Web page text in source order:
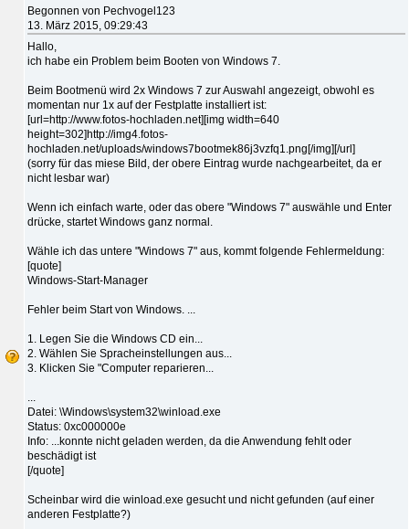
Begonnen von Pechvogel123
13. März 2015, 09:29:43
Hallo,
ich habe ein Problem beim Booten von Windows 7.
Beim Bootmenü wird 2x Windows 7 zur Auswahl angezeigt, obwohl es
momentan nur 1x auf der Festplatte installiert ist:
[url=http://www.fotos-hochladen.net][img width=640
height=302]http://img4.fotos-
hochladen.net/uploads/windows7bootmek86j3vzfq1.png[/img][/url]
(sorry für das miese Bild, der obere Eintrag wurde nachgearbeitet, da er
nicht lesbar war)
Wenn ich einfach warte, oder das obere "Windows 7" auswähle und Enter
drücke, startet Windows ganz normal.
Wähle ich das untere "Windows 7" aus, kommt folgende Fehlermeldung:
[quote]
Windows-Start-Manager
Fehler beim Start von Windows. ...
1. Legen Sie die Windows CD ein...
2. Wählen Sie Spracheinstellungen aus...
3. Klicken Sie "Computer reparieren...
Datei: \Windows\system32\winload.exe
Status: 0xc000000e
Info: ...konnte nicht geladen werden, da die Anwendung fehlt oder
beschädigt ist
[/quote]
Scheinbar wird die winload.exe gesucht und nicht gefunden (auf einer
anderen Festplatte?)